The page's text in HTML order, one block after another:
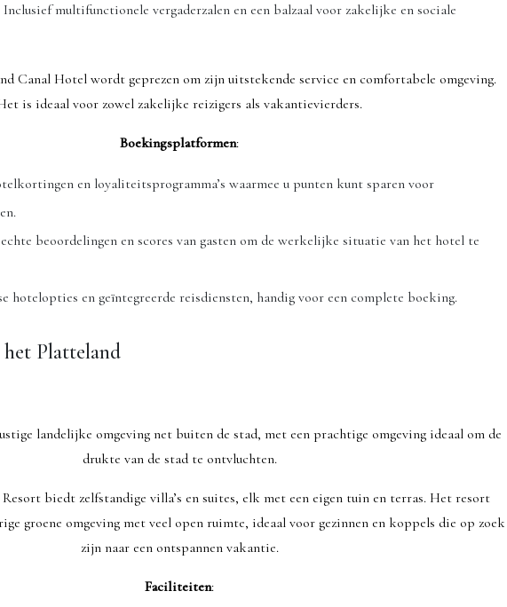
Inclusief multifunctionele vergaderzalen en een balzaal voor zakelijke en sociale
Canal Hotel wordt geprezen om zijn uitstekende service en comfortabele omgeving.
is ideaal voor zowel zakelijke reizigers als vakantievierders.
Boekingsplatformen:
en loyaliteitsprogramma’s waarmee u punten kunt sparen voor
beoordelingen en scores van gasten om de werkelijke situatie van het hotel te
hotelopties en geïntegreerde reisdiensten, handig voor een complete boeking.
Platteland
landelijke omgeving net buiten de stad, met een prachtige omgeving ideaal om de
drukte van de stad te ontvluchten.
biedt zelfstandige villa’s en suites, elk met een eigen tuin en terras. Het resort
groene omgeving met veel open ruimte, ideaal voor gezinnen en koppels die op zoek
zijn naar een ontspannen vakantie.
Faciliteiten: